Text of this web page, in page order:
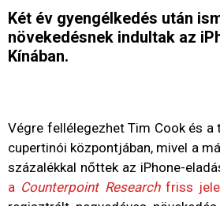
Két év gyengélkedés után
növekedésnek indultak az
Kínában.
Végre fellélegezhet Tim Cook és a
cupertinói központjában, mivel a
százalékkal nőttek az iPhone-
a Counterpoint Researchfriss